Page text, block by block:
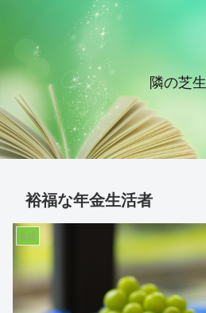
隣の芝生
裕福な年金生活者
生活